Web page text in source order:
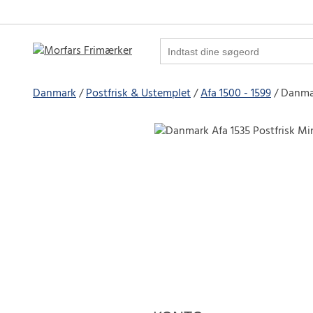
Danmark Postfrisk & Ustemplet Afa 1500 - 1599